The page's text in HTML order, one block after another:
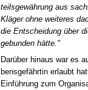
teils­gewährung aus
Kläger oh­ne wei­te­res
die Ent­schei­dung über
ge­bun­den hätte."
Darüber hin­aus war es
bens­gefähr­tin er­laubt
Einführung zum